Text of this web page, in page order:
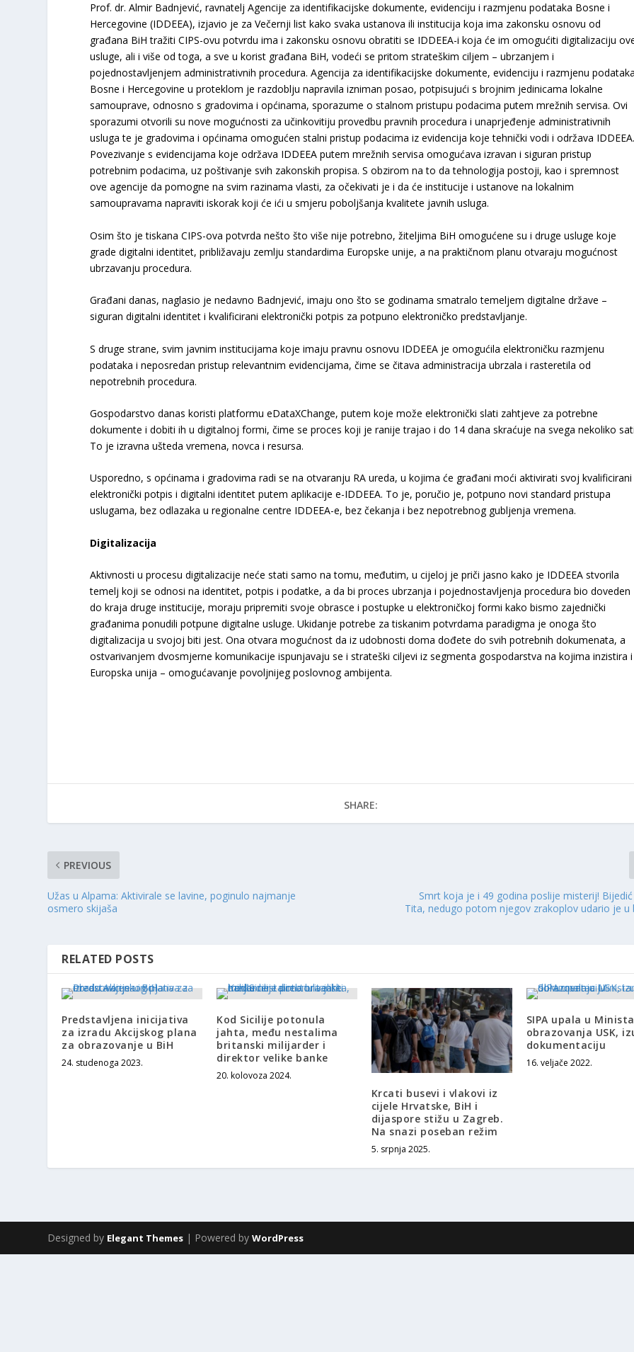
Prof. dr. Almir Badnjević, ravnatelj Agencije za identifikacijske dokumente, evidenciju i razmjenu podataka Bosne i
Hercegovine (IDDEEA), izjavio je za Večernji list kako svaka ustanova ili institucija koja ima zakonsku osnovu od
građana BiH tražiti CIPS-ovu potvrdu ima i zakonsku osnovu obratiti se IDDEEA-i koja će im omogućiti digitalizaciju
usluge, ali i više od toga, a sve u korist građana BiH, vodeći se pritom strateškim ciljem – ubrzanjem i
pojednostavljenjem administrativnih procedura. Agencija za identifikacijske dokumente, evidenciju i razmjenu
Bosne i Hercegovine u proteklom je razdoblju napravila izniman posao, potpisujući s brojnim jedinicama lokalne
samouprave, odnosno s gradovima i općinama, sporazume o stalnom pristupu podacima putem mrežnih servisa. Ovi
sporazumi otvorili su nove mogućnosti za učinkovitiju provedbu pravnih procedura i unaprjeđenje administrativnih
usluga te je gradovima i općinama omogućen stalni pristup podacima iz evidencija koje tehnički vodi i održava
Povezivanje s evidencijama koje održava IDDEEA putem mrežnih servisa omogućava izravan i siguran pristup
potrebnim podacima, uz poštivanje svih zakonskih propisa. S obzirom na to da tehnologija postoji, kao i spremnost
ove agencije da pomogne na svim razinama vlasti, za očekivati je i da će institucije i ustanove na lokalnim
samoupravama napraviti iskorak koji će ići u smjeru poboljšanja kvalitete javnih usluga.
Osim što je tiskana CIPS-ova potvrda nešto što više nije potrebno, žiteljima BiH omogućene su i druge usluge koje
grade digitalni identitet, približavaju zemlju standardima Europske unije, a na praktičnom planu otvaraju mogućnost
ubrzavanju procedura.
Građani danas, naglasio je nedavno Badnjević, imaju ono što se godinama smatralo temeljem digitalne države –
siguran digitalni identitet i kvalificirani elektronički potpis za potpuno elektroničko predstavljanje.
S druge strane, svim javnim institucijama koje imaju pravnu osnovu IDDEEA je omogućila elektroničku razmjenu
podataka i neposredan pristup relevantnim evidencijama, čime se čitava administracija ubrzala i rasteretila od
nepotrebnih procedura.
Gospodarstvo danas koristi platformu eDataXChange, putem koje može elektronički slati zahtjeve za potrebne
dokumente i dobiti ih u digitalnoj formi, čime se proces koji je ranije trajao i do 14 dana skraćuje na svega nekoliko
To je izravna ušteda vremena, novca i resursa.
Usporedno, s općinama i gradovima radi se na otvaranju RA ureda, u kojima će građani moći aktivirati svoj kvalificirani
elektronički potpis i digitalni identitet putem aplikacije e-IDDEEA. To je, poručio je, potpuno novi standard pristupa
uslugama, bez odlazaka u regionalne centre IDDEEA-e, bez čekanja i bez nepotrebnog gubljenja vremena.
Digitalizacija
Aktivnosti u procesu digitalizacije neće stati samo na tomu, međutim, u cijeloj je priči jasno kako je IDDEEA stvorila
temelj koji se odnosi na identitet, potpis i podatke, a da bi proces ubrzanja i pojednostavljenja procedura bio doveden
do kraja druge institucije, moraju pripremiti svoje obrasce i postupke u elektroničkoj formi kako bismo zajednički
građanima ponudili potpune digitalne usluge. Ukidanje potrebe za tiskanim potvrdama paradigma je onoga što
digitalizacija u svojoj biti jest. Ona otvara mogućnost da iz udobnosti doma dođete do svih potrebnih dokumenata, a
ostvarivanjem dvosmjerne komunikacije ispunjavaju se i strateški ciljevi iz segmenta gospodarstva na kojima inzistira i
Europska unija – omogućavanje povoljnijeg poslovnog ambijenta.
SHARE:
PREVIOUS
Užas u Alpama: Aktivirale se lavine, poginulo najmanje
osmero skijaša
Smrt koja je i 49 godina poslije misterij!
Tita, nedugo potom njegov zrakoplov udario je u
RELATED POSTS
Predstavljena inicijativa
za izradu Akcijskog plana
za obrazovanje u BiH
24. studenoga 2023.
Kod Sicilije potonula
jahta, među nestalima
britanski milijarder i
direktor velike banke
20. kolovoza 2024.
Krcati busevi i vlakovi iz
cijele Hrvatske, BiH i
dijaspore stižu u Zagreb.
Na snazi poseban režim
5. srpnja 2025.
SIPA upala u
obrazovanja USK,
dokumentaciju
16. veljače 2022.
Designed by Elegant Themes | Powered byWordPress